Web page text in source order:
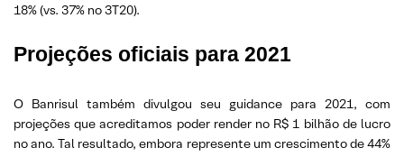
18% (vs. 37% no 3T20).
Projeções oficiais para 2021
O Banrisul também divulgou seu guidance para 2021, com
projeções que acreditamos poder render no R$ 1 bilhão de lucro
no ano. Tal resultado, embora represente um crescimento de 44%